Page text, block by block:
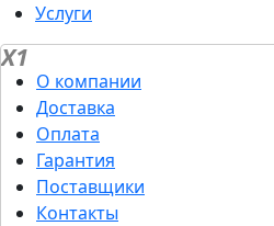
Услуги
X1
О компании
Доставка
Оплата
Гарантия
Поставщики
Контакты